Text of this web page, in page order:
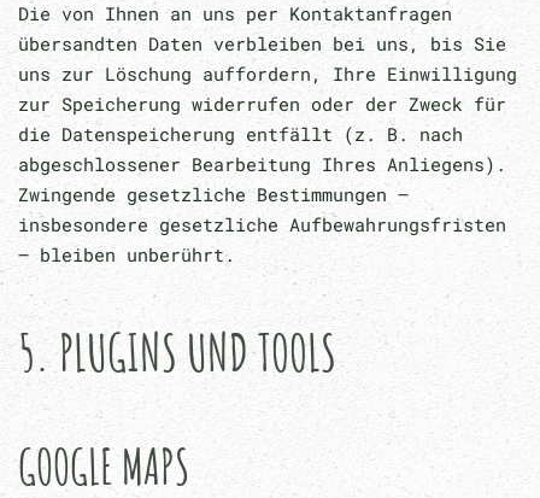
Die von Ihnen an uns per Kontaktanfragen
übersandten Daten verbleiben bei uns, bis Sie
uns zur Löschung auffordern, Ihre Einwilligung
zur Speicherung widerrufen oder der Zweck für
die Datenspeicherung entfällt (z. B. nach
abgeschlossener Bearbeitung Ihres Anliegens).
Zwingende gesetzliche Bestimmungen –
insbesondere gesetzliche Aufbewahrungsfristen
– bleiben unberührt.
5. PLUGINS UND TOOLS
GOOGLE MAPS